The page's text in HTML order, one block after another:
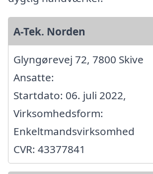
A-Tek. Norden
Glyngørevej 72, 7800 Skive
Ansatte:
Startdato: 06. juli 2022,
Virksomhedsform:
Enkeltmandsvirksomhed
CVR: 43377841